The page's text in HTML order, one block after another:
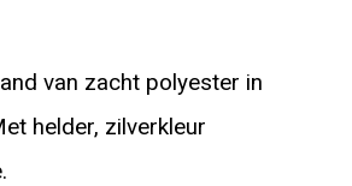
van zacht polyester in
helder, zilverkleur